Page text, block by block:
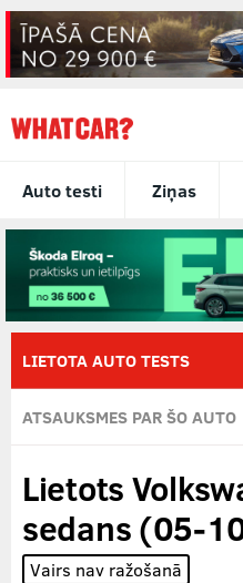
Auto testi Ziņas
LIETOTA AUTO TESTS
ATSAUKSMES PAR ŠO AUTO
Lietots
sedans (05-
Vairs nav ražošanā